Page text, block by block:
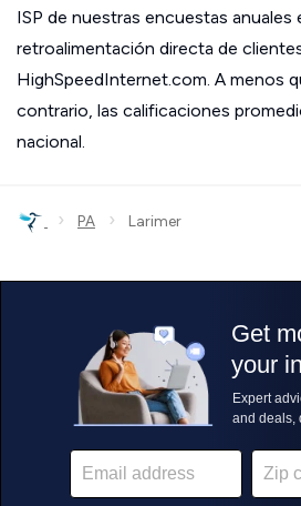
ISP de nuestras encuestas anuales
retroalimentación directa de
HighSpeedInternet.com. A menos
contrario, las calificaciones
nacional.
› PA › Larimer